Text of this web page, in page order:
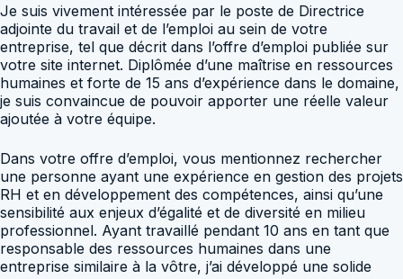
Je suis vivement intéressée par le poste de Directrice
adjointe du travail et de l’emploi au sein de votre
entreprise, tel que décrit dans l’offre d’emploi publiée sur
votre site internet. Diplômée d’une maîtrise en ressources
humaines et forte de 15 ans d’expérience dans le domaine,
je suis convaincue de pouvoir apporter une réelle valeur
ajoutée à votre équipe.
Dans votre offre d’emploi, vous mentionnez rechercher
une personne ayant une expérience en gestion des projets
RH et en développement des compétences, ainsi qu’une
sensibilité aux enjeux d’égalité et de diversité en milieu
professionnel. Ayant travaillé pendant 10 ans en tant que
responsable des ressources humaines dans une
entreprise similaire à la vôtre, j’ai développé une solide